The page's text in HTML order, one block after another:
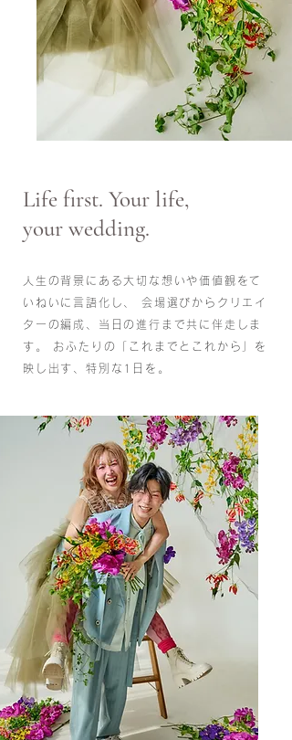
Life first. Your life,
your wedding.
人生の背景にある大切な想いや価値観をて
いねいに言語化し、 会場選びからクリエイ
ターの編成、当日の進行まで共に伴走しま
す。 おふたりの「これまでとこれから」を
映し出す、特別な1日を。